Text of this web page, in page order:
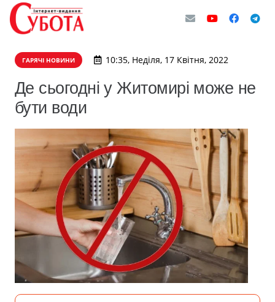
ГАРЯЧІ НОВИНИ 10:35, Неділя, 17 Квітня, 2022
Де сьогодні у Житомирі може не
бути води